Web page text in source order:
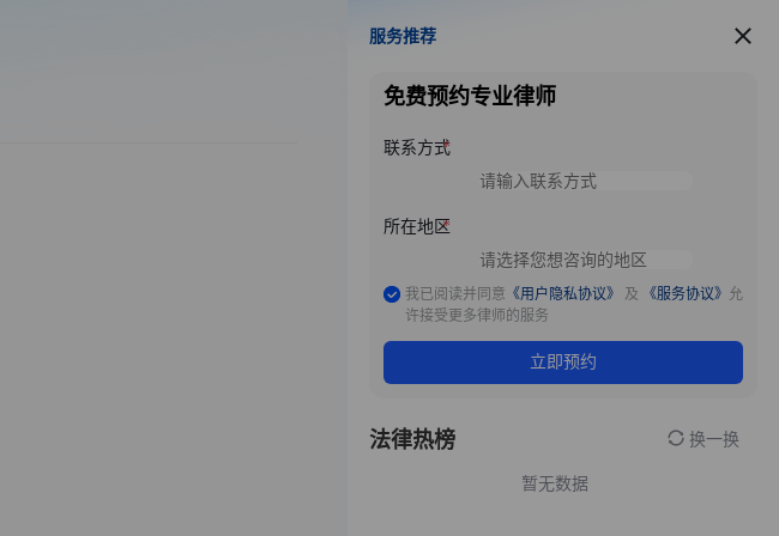
服务推荐
服务推荐
免费预约专业律师
联系方式
所在地区
我已阅读并同意 《用户隐私协议》 及 《服务协议》 允
许接受更多律师的服务
立即预约
法律热榜 换一换
暂无数据